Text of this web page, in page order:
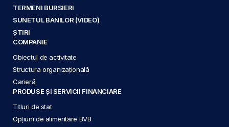
TERMENI BURSIERI
SUNETUL BANILOR (VIDEO)
ȘTIRI
COMPANIE
Obiectul de activitate
Structura organizațională
Carieră
PRODUSE ȘI SERVICII FINANCIARE
Titluri de stat
Opțiuni de alimentare BVB